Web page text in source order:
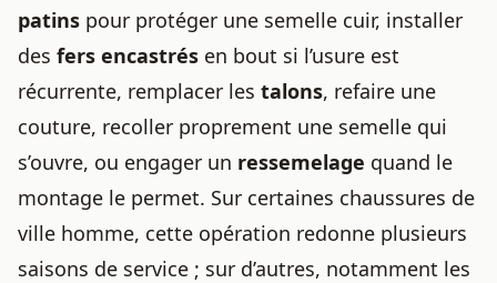
patins pour protéger une semelle cuir, installer
des fers encastrés en bout si l’usure est
récurrente, remplacer les talons, refaire une
couture, recoller proprement une semelle qui
s’ouvre, ou engager un ressemelage quand le
montage le permet. Sur certaines chaussures de
ville homme, cette opération redonne plusieurs
saisons de service ; sur d’autres, notamment les